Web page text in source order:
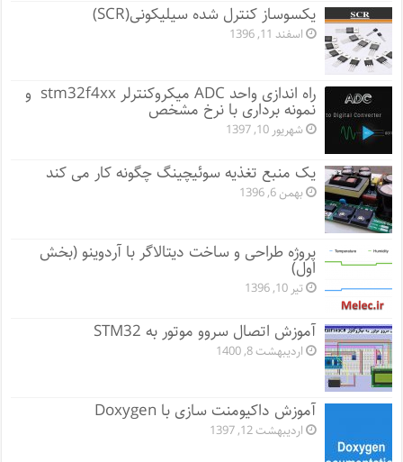
یکسوساز کنترل شده سیلیکونی(SCR)
اسفند 11, 1396
راه اندازی واحد ADC میکروکنترلر stm32f4xx و
نمونه برداری با نرخ مشخص
شهریور 10, 1397
یک منبع تغذیه سوئیچینگ چگونه کار می کند
بهمن 6, 1396
پروژه طراحی و ساخت دیتالاگر با آردوینو (بخش
اول)
تیر 10, 1396
آموزش اتصال سروو موتور به STM32
اردیبهشت 8, 1400
آموزش داکیومنت سازی با Doxygen
اردیبهشت 12, 1397